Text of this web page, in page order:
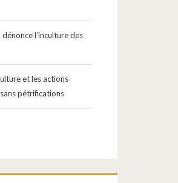
l’inculture des
et les actions
pétrifications